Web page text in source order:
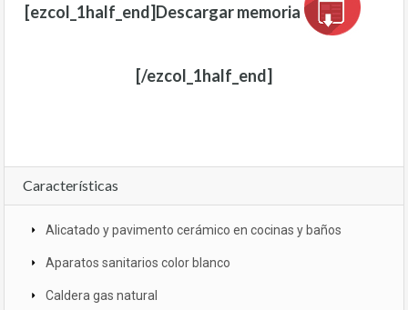
[ezcol_1half_end]Descargar memoria
[/ezcol_1half_end]
Características
Alicatado y pavimento cerámico en cocinas y baños
Aparatos sanitarios color blanco
Caldera gas natural